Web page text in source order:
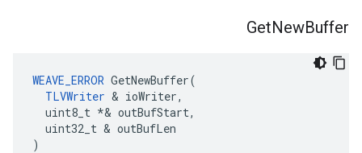
GetNewBuffer
WEAVE_ERROR GetNewBuffer(
TLVWriter & ioWriter,
  uint8_t *& outBufStart,
  uint32_t & outBufLen
)